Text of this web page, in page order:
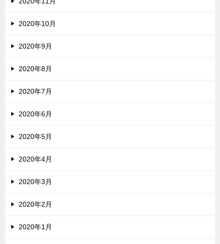
2020年10月
2020年9月
2020年8月
2020年7月
2020年6月
2020年5月
2020年4月
2020年3月
2020年2月
2020年1月